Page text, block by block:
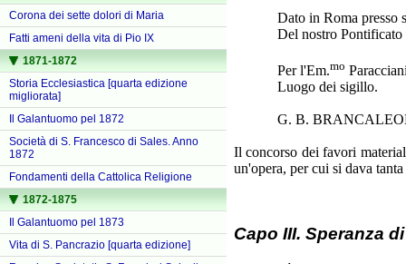
Corona dei sette dolori di Maria
Fatti ameni della vita di Pio IX
1871-1872
Storia Ecclesiastica [quarta edizione
migliorata]
Il Galantuomo pel 1872
Società di S. Francesco di Sales. Anno
1872
Fondamenti della Cattolica Religione
1872-1875
Il Galantuomo pel 1873
Vita di S. Pancrazio [quarta edizione]
Dato in Roma presso s.
Del nostro Pontificato
Per l'Em.mo
Luogo dei sigillo.
G. B.
Il concorso dei favori
un'opera, per cui si dava
Capo III. Speranza